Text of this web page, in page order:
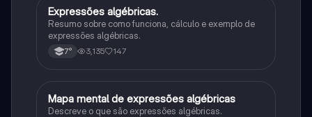
Matematica
Expressões algébricas.
Resumo sobre como funciona, cálculo e exemplo de
expressões algébricas.
7° 3,135 147
Matematica
Mapa mental de expressões algébricas
Descreve o que são expressões algébricas.